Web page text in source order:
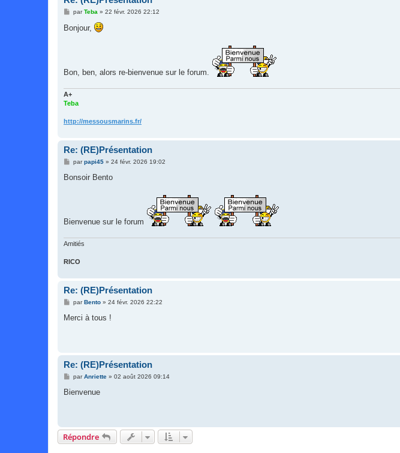
M
s
s
parTeba » 22 févr. 2026 22:12
Bonjour,
Bon, ben, alors re-bienvenue sur le forum.
A+
Teba
http://messousmarins.fr/
Re: (RE)Présentation
M
s
parpapi45» 24 févr. 2026 19:02
Bonsoir Bento
Bienvenue sur le forum
Amitiés
RICO
Re: (RE)Présentation
M
s
parBento» 24 févr. 2026 22:22
Merci à tous !
Re: (RE)Présentation
M
s
parAnriette» 02 août 2026 09:14
Bienvenue
Répondre